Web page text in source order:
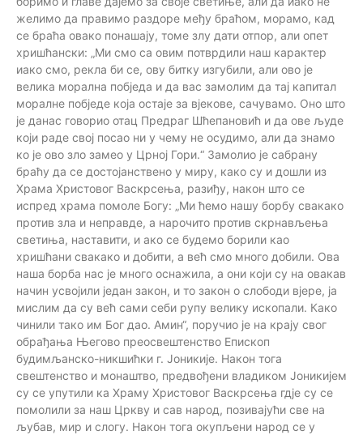
желимо да правимо раздоре међу браћом, морамо, кад
се браћа овако понашају, томе злу дати отпор, али опет
хришћански: „Ми смо са овим потврдили наш карактер
иако смо, рекла би се, ову битку изгубили, али ово је
велика морална побједа и да вас замолим да тај капитал
моралне побједе која остаје за вјекове, сачувамо. Оно што
је данас говорио отац Предраг Шћепановић и да ове људе
који раде свој посао ни у чему не осудимо, али да знамо
ко је ово зло замео у Црној Гори.“ Замолио је сабрану
браћу да се достојанствено у миру, како су и дошли из
Храма Христовог Васкрсења, разиђу, након што се
испред храма помоле Богу: „Ми ћемо нашу борбу свакако
против зла и неправде, а нарочито против скрнављења
светиња, наставити, и ако се будемо борили као
хришћани свакако и добити, а већ смо много добили. Ова
наша борба нас је много оснажила, а они који су на овакав
начин усвојили један закон, и то закон о слободи вјере, ја
мислим да су већ сами себи рупу велику ископали. Како
чинили тако им Бог дао. Амин“, поручио је на крају свог
обрађања Његово преосвештенство Епископ
будимљанско-никшићки г. Јоникије. Након тога
свештенство и монаштво, предвођени владиком Јоникијем
су се упутили ка Храму Христовог Васкрсења гдје су се
помолили за наш Цркву и сав народ, позивајући све на
љубав, мир и слогу. Након тога окупљени народ се у